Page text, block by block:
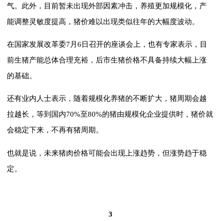
气。此外，目前暂未出现外部因素冲击，养殖更加规模化，产
能调整灵敏度提高，猪价难以出现类似往年的大幅度波动。
在国家发展改革委7月6日召开的座谈会上，也有专家表示，目
前生猪产能总体合理充裕，后市生猪价格不具备持续大幅上涨
的基础。
还有业内人士表示，随着规模化养猪的不断扩大，猪周期会越
拉越长，等到国内70%至80%的猪由规模化企业提供时，猪价就
会稳定下来，不再有猪周期。
也就是说，未来猪肉价格可能会出现上涨趋势，但涨势趋于稳
定。
3